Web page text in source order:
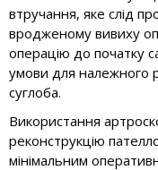
втручання, яке слід
вродженому вивиху
операцію до початку
умови для належного
суглоба.
Використання
реконструкцію
мінімальним